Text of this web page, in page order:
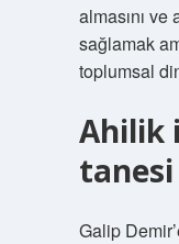
almasını
sağlamak
toplumsal
Ahilik
Galip